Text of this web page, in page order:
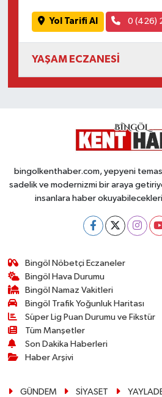
Yol Tarifi Al 0 (426)
YAŞAM ECZANESİ
bingolkenthaber.com, yepyeni
sadelik ve modernizmi bir araya
insanlara haber
Bingöl Nöbetçi Eczaneler
Bingöl Hava Durumu
Bingöl Namaz Vakitleri
Bingöl Trafik Yoğunluk Haritası
Süper Lig Puan Durumu ve Fikstür
Tüm Manşetler
Son Dakika Haberleri
Haber Arşivi
GÜNDEM SİYASET